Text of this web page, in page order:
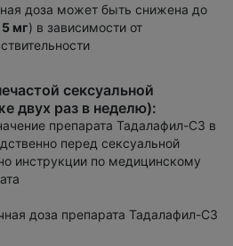
доза может быть снижена до
5 мг) в зависимости от
сексуальной
двух раз в неделю):
препарата Тадалафил-СЗ в
перед сексуальной
инструкции по медицинскому
доза препарата Тадалафил-СЗ